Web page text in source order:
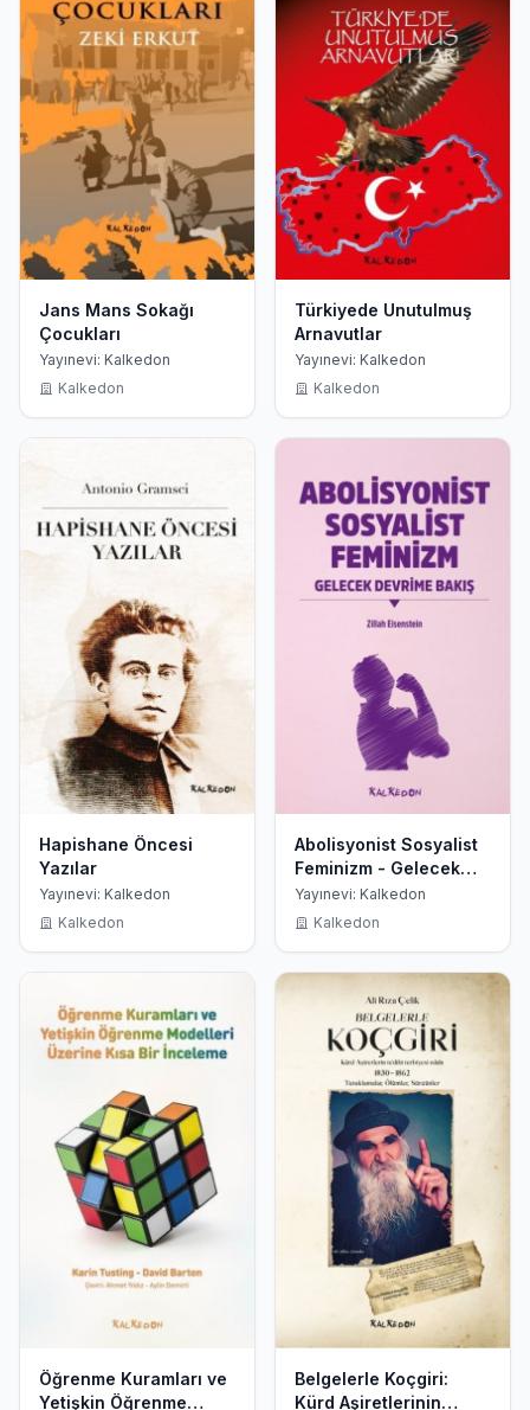
Jans Mans Sokağı
Çocukları
Yayınevi: Kalkedon
Kalkedon
Türkiyede Unutulmuş
Arnavutlar
Yayınevi: Kalkedon
Kalkedon
Hapishane Öncesi
Yazılar
Yayınevi: Kalkedon
Kalkedon
Abolisyonist Sosyalist
Feminizm - Gelecek
Devrime Bakış
Yayınevi: Kalkedon
Kalkedon
Öğrenme Kuramları ve
Yetişkin Öğrenme
Belgelerle Koçgiri:
Kürd Aşiretlerinin